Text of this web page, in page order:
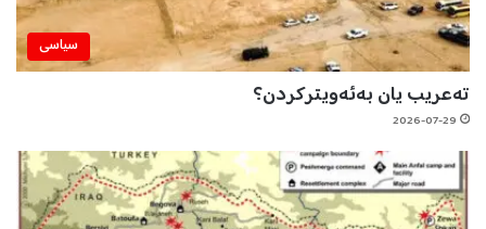
سیاسی
تەعریب یان بەئەویترکردن؟
2026-07-29